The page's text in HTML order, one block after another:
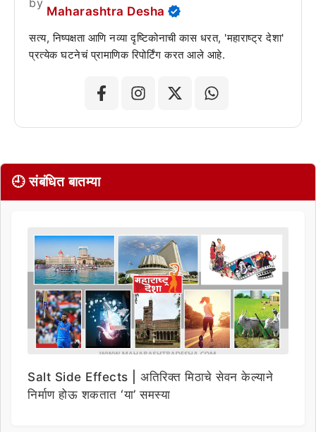
Maharashtra Desha
सत्य, निष्पक्षता आणि नव्या दृष्टिकोनाची कास धरत, 'महाराष्ट्र देशा'
प्रत्येक घटनेचं प्रामाणिक रिपोर्टिंग करत आले आहे.
🕘 संबंधित बातम्या
Salt Side Effects | अतिरिक्त मिठाचे सेवन केल्याने
निर्माण होऊ शकतात ‘या’ समस्या